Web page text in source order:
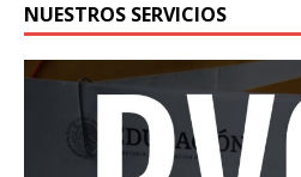
NUESTROS SERVICIOS